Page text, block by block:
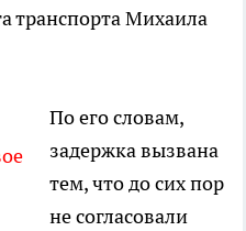
транспорта Михаила
По его словам,
задержка вызвана
тем, что до сих пор
не согласовали